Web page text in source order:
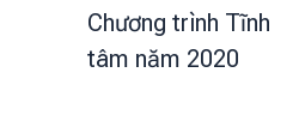
Chương trình Tĩnh
tâm năm 2020